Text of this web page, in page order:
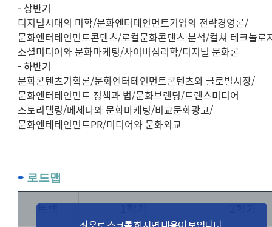
- 상반기
디지털시대의 미학/문화엔터테인먼트기업의 전략경영론/
문화엔터테인먼트콘텐츠/로컬문화콘텐츠 분석/컬쳐 테크놀로
소셜미디어와 문화마케팅/사이버심리학/디지털 문화론
- 하반기
문화콘텐츠기획론/문화엔터테인먼트콘텐츠와 글로벌시장/
문화엔터테인먼트 정책과 법/문화브랜딩/트랜스미디어
스토리텔링/메세나와 문화마케팅/비교문화광고/
문화엔테테인먼트PR/미디어와 문화외교
로드맵
트랙 1학기 2학기